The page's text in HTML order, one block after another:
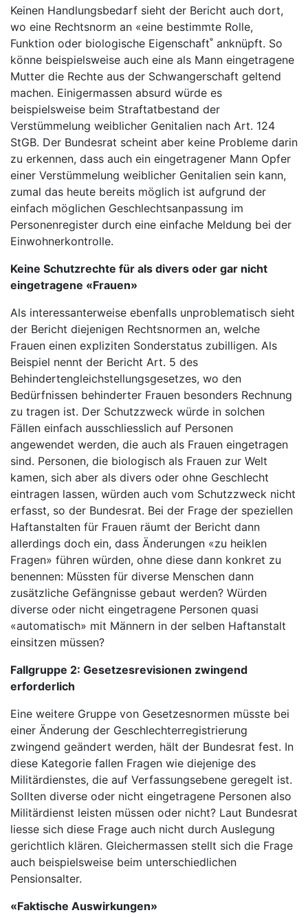
Keinen Handlungsbedarf sieht der Bericht auch dort,
wo eine Rechtsnorm an «eine bestimmte Rolle,
Funktion oder biologische Eigenschaft˚ anknüpft. So
könne beispielsweise auch eine als Mann eingetragene
Mutter die Rechte aus der Schwangerschaft geltend
machen. Einigermassen absurd würde es
beispielsweise beim Straftatbestand der
Verstümmelung weiblicher Genitalien nach Art. 124
StGB. Der Bundesrat scheint aber keine Probleme darin
zu erkennen, dass auch ein eingetragener Mann Opfer
einer Verstümmelung weiblicher Genitalien sein kann,
zumal das heute bereits möglich ist aufgrund der
einfach möglichen Geschlechtsanpassung im
Personenregister durch eine einfache Meldung bei der
Einwohnerkontrolle.
Keine Schutzrechte für als divers oder gar nicht
eingetragene «Frauen»
Als interessanterweise ebenfalls unproblematisch sieht
der Bericht diejenigen Rechtsnormen an, welche
Frauen einen expliziten Sonderstatus zubilligen. Als
Beispiel nennt der Bericht Art. 5 des
Behindertengleichstellungsgesetzes, wo den
Bedürfnissen behinderter Frauen besonders Rechnung
zu tragen ist. Der Schutzzweck würde in solchen
Fällen einfach ausschliesslich auf Personen
angewendet werden, die auch als Frauen eingetragen
sind. Personen, die biologisch als Frauen zur Welt
kamen, sich aber als divers oder ohne Geschlecht
eintragen lassen, würden auch vom Schutzzweck nicht
erfasst, so der Bundesrat. Bei der Frage der speziellen
Haftanstalten für Frauen räumt der Bericht dann
allerdings doch ein, dass Änderungen «zu heiklen
Fragen» führen würden, ohne diese dann konkret zu
benennen: Müssten für diverse Menschen dann
zusätzliche Gefängnisse gebaut werden? Würden
diverse oder nicht eingetragene Personen quasi
«automatisch» mit Männern in der selben Haftanstalt
einsitzen müssen?
Fallgruppe 2: Gesetzesrevisionen zwingend
erforderlich
Eine weitere Gruppe von Gesetzesnormen müsste bei
einer Änderung der Geschlechterregistrierung
zwingend geändert werden, hält der Bundesrat fest. In
diese Kategorie fallen Fragen wie diejenige des
Militärdienstes, die auf Verfassungsebene geregelt ist.
Sollten diverse oder nicht eingetragene Personen also
Militärdienst leisten müssen oder nicht? Laut Bundesrat
liesse sich diese Frage auch nicht durch Auslegung
gerichtlich klären. Gleichermassen stellt sich die Frage
auch beispielsweise beim unterschiedlichen
Pensionsalter.
«Faktische Auswirkungen»